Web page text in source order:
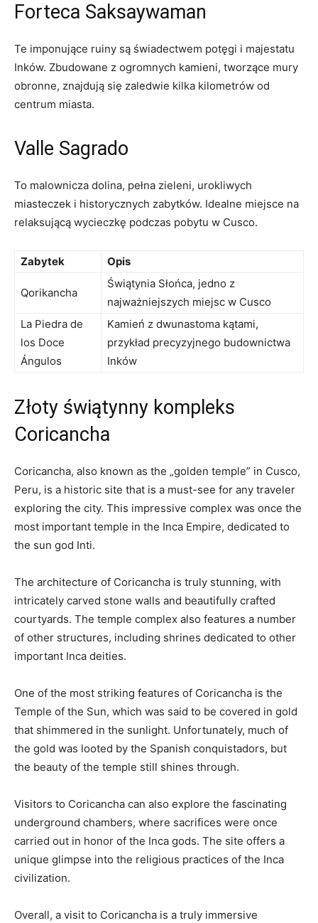
Forteca Saksaywaman
Te imponujące ⁣ruiny są świadectwem potęgi i majestatu
Inków. ⁢Zbudowane ​z ogromnych kamieni, tworzące mury
obronne, ‍znajdują się zaledwie kilka kilometrów od
⁣centrum miasta.
Valle Sagrado
To malownicza dolina, pełna zieleni, urokliwych
miasteczek i historycznych ⁣zabytków. Idealne miejsce na
relaksującą wycieczkę podczas pobytu w ‍Cusco.
Zabytek Opis
Qorikancha
Świątynia Słońca, jedno z
najważniejszych miejsc w Cusco
La Piedra de
los ‍Doce
Ángulos
Kamień ⁢z dwunastoma kątami,
przykład precyzyjnego‍ budownictwa
Inków
Złoty świątynny kompleks
Coricancha
Coricancha, also known as the „golden temple” in Cusco,
Peru, is‌ a historic site that is a must-see for​ any traveler
exploring the city. This impressive complex ‌was once‍ the
most important temple in the Inca‍ Empire, dedicated to
the⁣ sun god Inti.
The architecture ​of Coricancha‍ is truly stunning, with
‍intricately‍ carved stone walls⁢ and beautifully ‌crafted
courtyards. The temple complex also‍ features a number
of other structures, including shrines dedicated to other
important Inca‌ deities.
One of the most striking features of Coricancha​ is the⁣
Temple of the Sun, ⁢which ⁤was said to be covered in gold
that ⁤shimmered in the sunlight. ‌Unfortunately, much ‌of
the gold was‌ looted by the⁤ Spanish ⁤conquistadors,⁤ but
the⁣ beauty of the‍ temple still shines through.
Visitors to Coricancha can also explore​ the fascinating
underground chambers, where⁢ sacrifices ⁤were once
carried ⁤out in honor of ⁢the ‌Inca gods. The site offers‍ a
unique glimpse into the religious practices⁢ of the⁣ Inca
civilization.
Overall, a visit‌ to Coricancha is a truly immersive